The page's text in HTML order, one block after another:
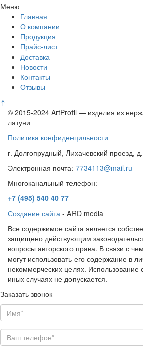
Меню
Главная
О компании
Продукция
Прайс-лист
Доставка
Новости
Контакты
Отзывы
↑
© 2015-2024 ArtProfil — изделия из
латуни
Политика конфиденцильности
г. Долгопрудный, Лихачевский проезд,
Электронная почта: 7734113@mail.ru
Многоканальный телефон:
+7 (495) 540 40 77
Создание сайта - ARD media
Все содержимое сайта является
защищено действующим
вопросы авторского права. В связи с
могут использовать его содержание в
некоммерческих целях. Использование
иных случаях не допускается.
Заказать звонок